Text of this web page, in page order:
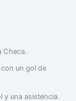
Checa.
un gol de
y una asistencia.